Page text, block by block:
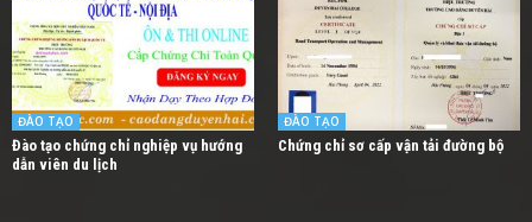
ĐÀO TẠO
Đào tạo chứng chỉ nghiệp vụ hướng
dẫn viên du lịch
ĐÀO TẠO
Chứng chỉ sơ cấp vận tải đường bộ